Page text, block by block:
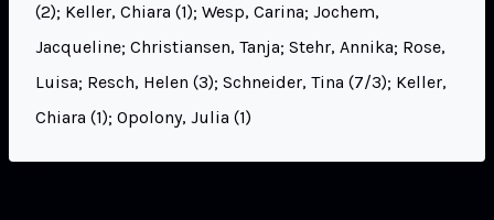
(2); Keller, Chiara (1); Wesp, Carina; Jochem,
Jacqueline; Christiansen, Tanja; Stehr, Annika; Rose,
Luisa; Resch, Helen (3); Schneider, Tina (7/3); Keller,
Chiara (1); Opolony, Julia (1)